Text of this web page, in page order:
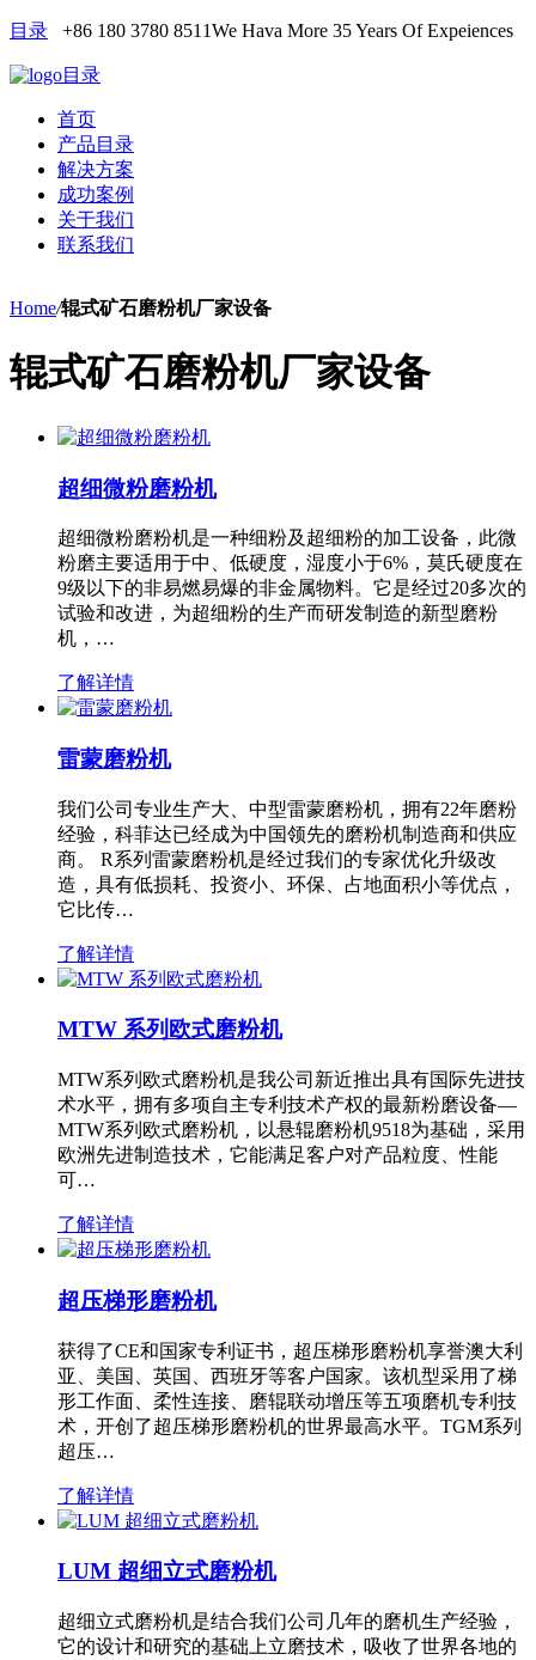
目录 +86 180 3780 8511We Hava More 35 Years Of Expeiences
目录
首页
产品目录
解决方案
成功案例
关于我们
联系我们
Home/辊式矿石磨粉机厂家设备
辊式矿石磨粉机厂家设备
超细微粉磨粉机
超细微粉磨粉机是一种细粉及超细粉的加工设备，此微
粉磨主要适用于中、低硬度，湿度小于6%，莫氏硬度在
9级以下的非易燃易爆的非金属物料。它是经过20多次的
试验和改进，为超细粉的生产而研发制造的新型磨粉
机，…
了解详情
雷蒙磨粉机
我们公司专业生产大、中型雷蒙磨粉机，拥有22年磨粉
经验，科菲达已经成为中国领先的磨粉机制造商和供应
商。 R系列雷蒙磨粉机是经过我们的专家优化升级改
造，具有低损耗、投资小、环保、占地面积小等优点，
它比传…
了解详情
MTW 系列欧式磨粉机
MTW系列欧式磨粉机是我公司新近推出具有国际先进技
术水平，拥有多项自主专利技术产权的最新粉磨设备—
MTW系列欧式磨粉机，以悬辊磨粉机9518为基础，采用
欧洲先进制造技术，它能满足客户对产品粒度、性能
可…
了解详情
超压梯形磨粉机
获得了CE和国家专利证书，超压梯形磨粉机享誉澳大利
亚、美国、英国、西班牙等客户国家。该机型采用了梯
形工作面、柔性连接、磨辊联动增压等五项磨机专利技
术，开创了超压梯形磨粉机的世界最高水平。TGM系列
超压…
了解详情
LUM 超细立式磨粉机
超细立式磨粉机是结合我们公司几年的磨机生产经验，
它的设计和研究的基础上立磨技术，吸收了世界各地的